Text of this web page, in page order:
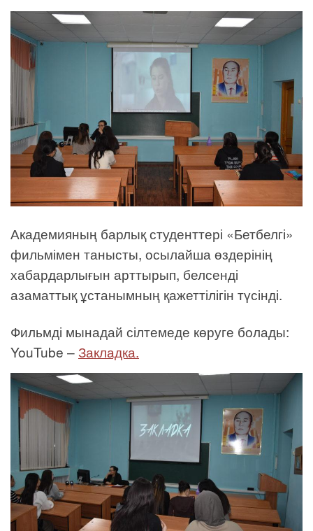
Академияның барлық студенттері «Бетбелгі»
фильмімен танысты, осылайша өздерінің
хабардарлығын арттырып, белсенді
азаматтық ұстанымның қажеттілігін түсінді.
Фильмді мынадай сілтемеде көруге болады:
YouTube – Закладка.